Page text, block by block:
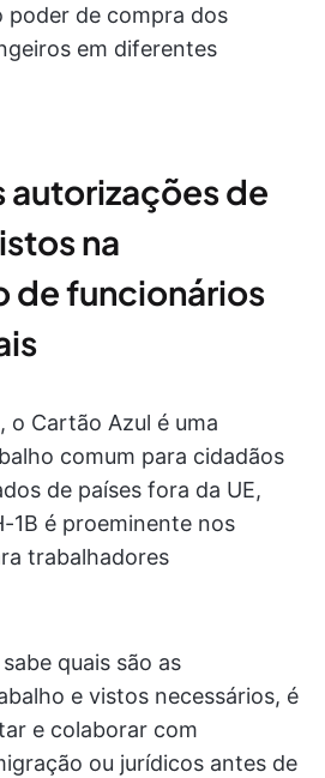
poder de compra dos
em diferentes
autorizações de
na
de funcionários
o Cartão Azul é uma
comum para cidadãos
de países fora da UE,
1B é proeminente nos
trabalhadores
quais são as
e vistos necessários, é
e colaborar com
ou jurídicos antes de